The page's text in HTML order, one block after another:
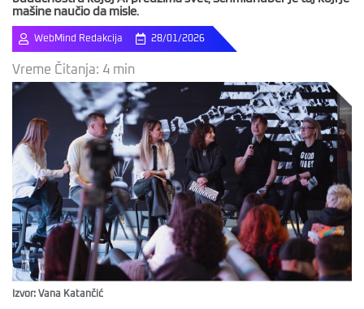
mašine naučio da misle.
WebMind Redakcija 28/01/2026
Vreme Čitanja: 4 min
Izvor: Vana Katančić